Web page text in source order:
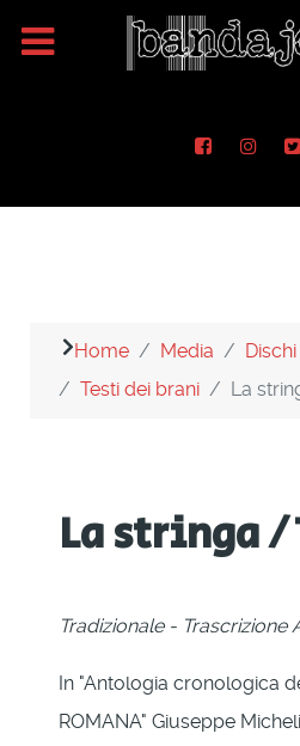
Home Media Dischi
Testi dei brani
La
La stringa /
Tradizionale - Trascrizione
In "Antologia cronologica
ROMANA" Giuseppe